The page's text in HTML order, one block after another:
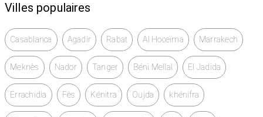
Villes populaires
Casablanca Agadir Rabat Al Hoceïma Marrakech
Meknès Nador Tanger Béni Mellal El Jadida
Errachidia Fès Kénitra Oujda khénifra